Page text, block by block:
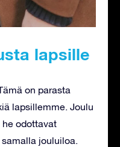
lapsille
on parasta
lapsillemme. Joulu
odottavat
jouluiloa.